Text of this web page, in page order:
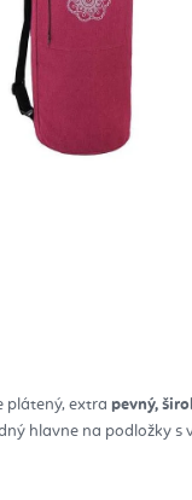
plátený, extra pevný,
hlavne na podložky s